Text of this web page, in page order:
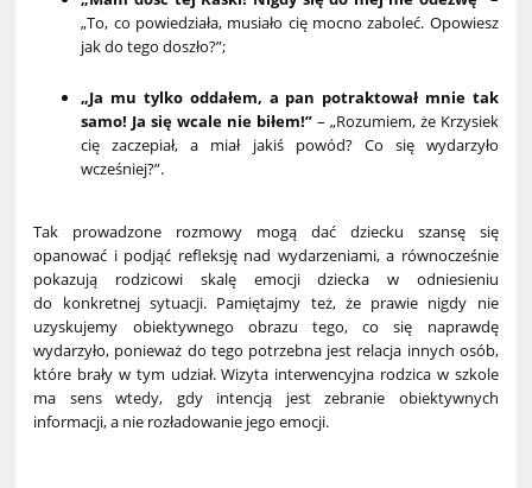
„To, co powiedziała, musiało cię mocno zaboleć. Opowiesz
jak do tego doszło?”;
„Ja mu tylko oddałem, a pan potraktował mnie tak
samo! Ja się wcale nie biłem!” – „Rozumiem, że Krzysiek
cię zaczepiał, a miał jakiś powód? Co się wydarzyło
wcześniej?”.
Tak prowadzone rozmowy mogą dać dziecku szansę się
opanować i podjąć refleksję nad wydarzeniami, a równocześnie
pokazują rodzicowi skalę emocji dziecka w odniesieniu
do konkretnej sytuacji. Pamiętajmy też, że prawie nigdy nie
uzyskujemy obiektywnego obrazu tego, co się naprawdę
wydarzyło, ponieważ do tego potrzebna jest relacja innych osób,
które brały w tym udział. Wizyta interwencyjna rodzica w szkole
ma sens wtedy, gdy intencją jest zebranie obiektywnych
informacji, a nie rozładowanie jego emocji.